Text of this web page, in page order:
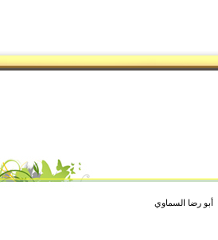
أبو رضا السماوي